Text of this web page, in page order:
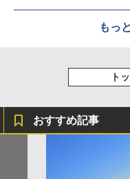
もっ
ト
おすすめ記事